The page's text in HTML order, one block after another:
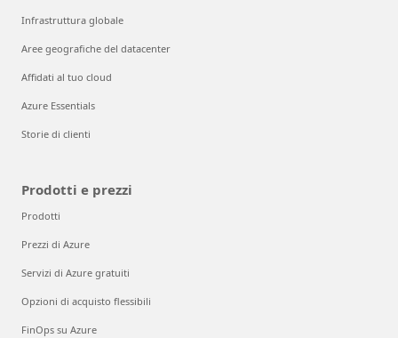
Infrastruttura globale
Aree geografiche del datacenter
Affidati al tuo cloud
Azure Essentials
Storie di clienti
Prodotti e prezzi
Prodotti
Prezzi di Azure
Servizi di Azure gratuiti
Opzioni di acquisto flessibili
FinOps su Azure